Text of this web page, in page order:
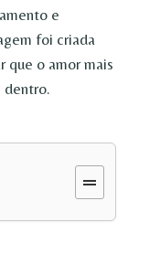
e
foi criada
que o amor mais
dentro.